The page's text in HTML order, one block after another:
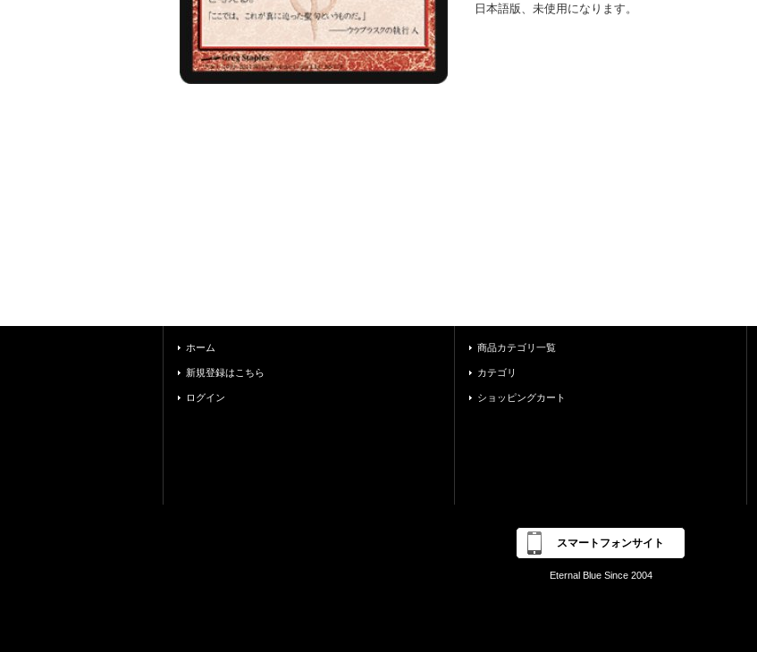
日本語版、未使用になります。
ホーム
新規登録はこちら
ログイン
商品カテゴリ一覧
カテゴリ
ショッピングカート
スマートフォンサイト
Eternal Blue Since 2004